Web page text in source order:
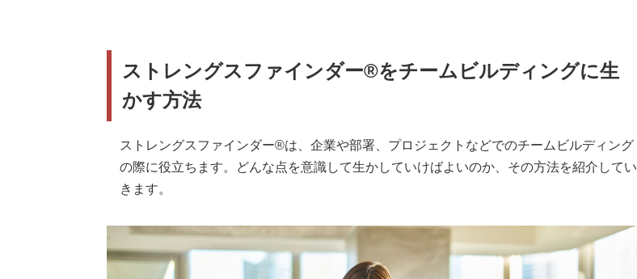
ストレングスファインダー®をチームビルディングに生
かす方法
ストレングスファインダー®は、企業や部署、プロジェクトなどでのチームビルディング
の際に役立ちます。どんな点を意識して生かしていけばよいのか、その方法を紹介してい
きます。